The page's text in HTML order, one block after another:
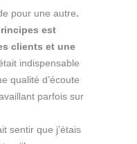
pour une autre.
est
clients et une
indispensable
qualité d’écoute
parfois sur
sentir que j’étais